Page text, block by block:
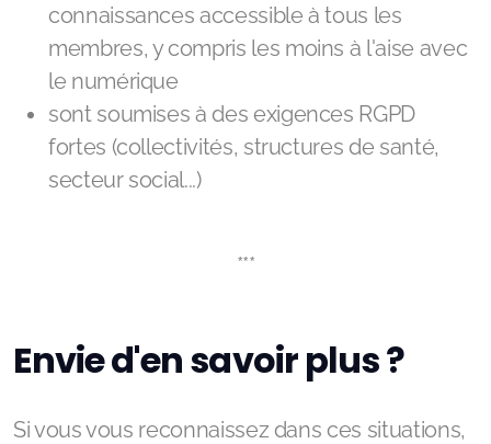
connaissances accessible à tous les
membres, y compris les moins à l'aise avec
le numérique
sont soumises à des exigences RGPD
fortes (collectivités, structures de santé,
secteur social...)
***
Envie d'en savoir plus ?
Si vous vous reconnaissez dans ces situations,